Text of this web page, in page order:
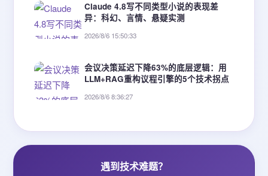
Claude 4.8写不同类型小说的表现差
异：科幻、言情、悬疑实测
2026/8/6 15:50:33
会议决策延迟下降63%的底层逻辑：用
LLM+RAG重构议程引擎的5个技术拐点
2026/8/6 8:36:27
遇到技术难题？